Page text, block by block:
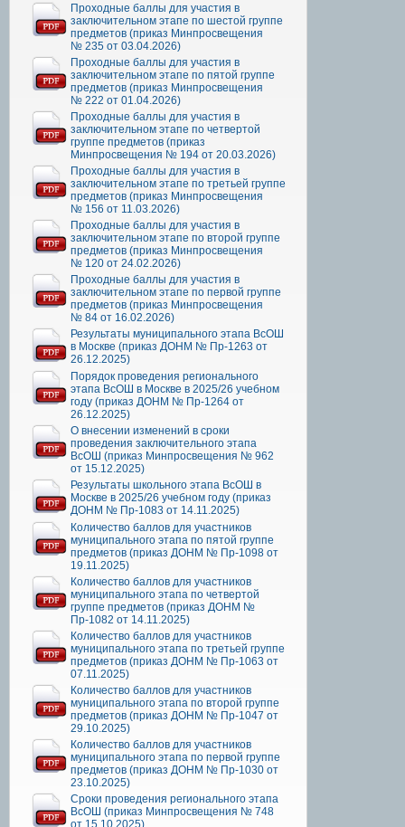
Проходные баллы для участия в
заключительном этапе по шестой группе
предметов (приказ Минпросвещения
№ 235 от 03.04.2026)
Проходные баллы для участия в
заключительном этапе по пятой группе
предметов (приказ Минпросвещения
№ 222 от 01.04.2026)
Проходные баллы для участия в
заключительном этапе по четвертой
группе предметов (приказ
Минпросвещения № 194 от 20.03.2026)
Проходные баллы для участия в
заключительном этапе по третьей группе
предметов (приказ Минпросвещения
№ 156 от 11.03.2026)
Проходные баллы для участия в
заключительном этапе по второй группе
предметов (приказ Минпросвещения
№ 120 от 24.02.2026)
Проходные баллы для участия в
заключительном этапе по первой группе
предметов (приказ Минпросвещения
№ 84 от 16.02.2026)
Результаты муниципального этапа ВсОШ
в Москве (приказ ДОНМ № Пр-1263 от
26.12.2025)
Порядок проведения регионального
этапа ВсОШ в Москве в 2025/26 учебном
году (приказ ДОНМ № Пр-1264 от
26.12.2025)
О внесении изменений в сроки
проведения заключительного этапа
ВсОШ (приказ Минпросвещения № 962
от 15.12.2025)
Результаты школьного этапа ВсОШ в
Москве в 2025/26 учебном году (приказ
ДОНМ № Пр-1083 от 14.11.2025)
Количество баллов для участников
муниципального этапа по пятой группе
предметов (приказ ДОНМ № Пр-1098 от
19.11.2025)
Количество баллов для участников
муниципального этапа по четвертой
группе предметов (приказ ДОНМ №
Пр-1082 от 14.11.2025)
Количество баллов для участников
муниципального этапа по третьей группе
предметов (приказ ДОНМ № Пр-1063 от
07.11.2025)
Количество баллов для участников
муниципального этапа по второй группе
предметов (приказ ДОНМ № Пр-1047 от
29.10.2025)
Количество баллов для участников
муниципального этапа по первой группе
предметов (приказ ДОНМ № Пр-1030 от
23.10.2025)
Сроки проведения регионального этапа
ВсОШ (приказ Минпросвещения № 748
от 15.10.2025)